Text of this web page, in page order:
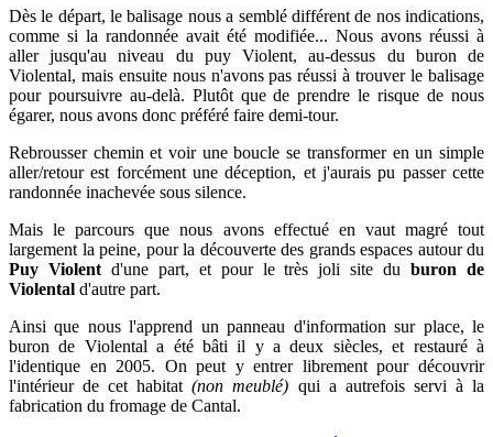
Dès le départ, le balisage nous a semblé différent de nos indications,
comme si la randonnée avait été modifiée... Nous avons réussi à
aller jusqu'au niveau du puy Violent, au-dessus du buron de
Violental, mais ensuite nous n'avons pas réussi à trouver le balisage
pour poursuivre au-delà. Plutôt que de prendre le risque de nous
égarer, nous avons donc préféré faire demi-tour.
Rebrousser chemin et voir une boucle se transformer en un simple
aller/retour est forcément une déception, et j'aurais pu passer cette
randonnée inachevée sous silence.
Mais le parcours que nous avons effectué en vaut magré tout
largement la peine, pour la découverte des grands espaces autour du
Puy Violentd'une part, et pour le très joli site duburon de
Violental d'autre part.
Ainsi que nous l'apprend un panneau d'information sur place, le
buron de Violental a été bâti il y a deux siècles, et restauré à
l'identique en 2005. On peut y entrer librement pour découvrir
l'intérieur de cet habitat(non meublé) qui a autrefois servi à la
fabrication du fromage de Cantal.